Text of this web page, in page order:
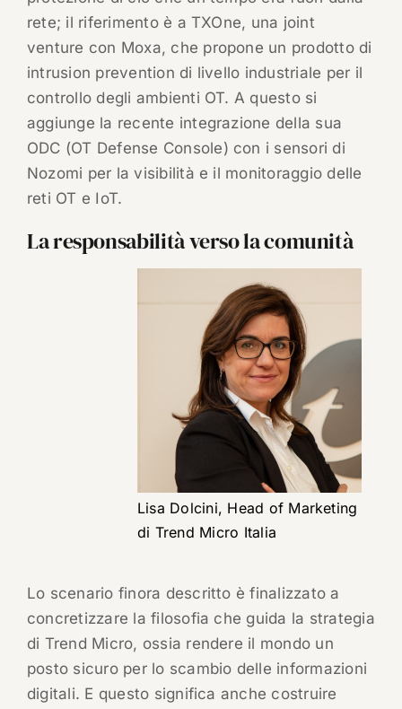
rete; il riferimento è a TXOne, una joint
venture con Moxa, che propone un prodotto di
intrusion prevention di livello industriale per il
controllo degli ambienti OT. A questo si
aggiunge la recente integrazione della sua
ODC (OT Defense Console) con i sensori di
Nozomi per la visibilità e il monitoraggio delle
reti OT e IoT.
La responsabilità verso la comunità
Lisa Dolcini, Head of Marketing
di Trend Micro Italia
Lo scenario finora descritto è finalizzato a
concretizzare la filosofia che guida la strategia
di Trend Micro, ossia rendere il mondo un
posto sicuro per lo scambio delle informazioni
digitali. E questo significa anche costruire